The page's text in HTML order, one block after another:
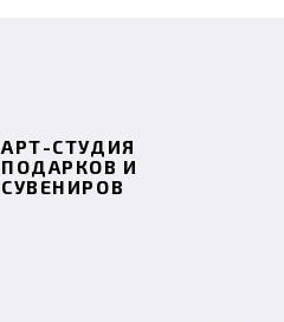
АРТ-СТУДИЯ
ПОДАРКОВ И
СУВЕНИРОВ